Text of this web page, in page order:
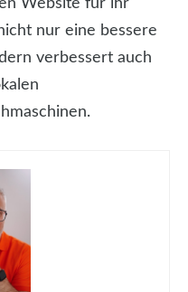
Website für ihr
nur eine bessere
verbessert auch